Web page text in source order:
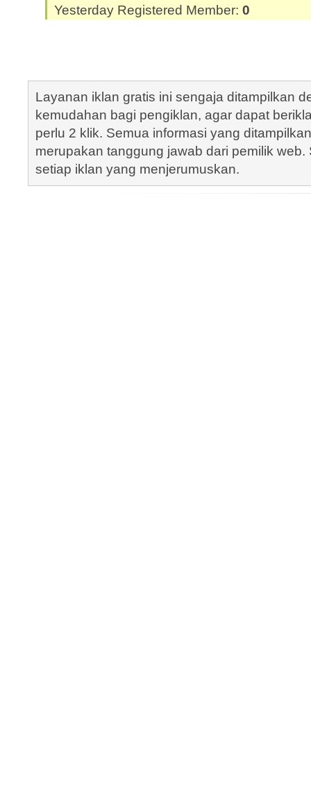
Yesterday Registered Member: 0
Layanan iklan gratis ini sengaja ditampilkan
kemudahan bagi pengiklan, agar dapat
perlu 2 klik. Semua informasi yang
merupakan tanggung jawab dari pemilik
setiap iklan yang menjerumuskan.